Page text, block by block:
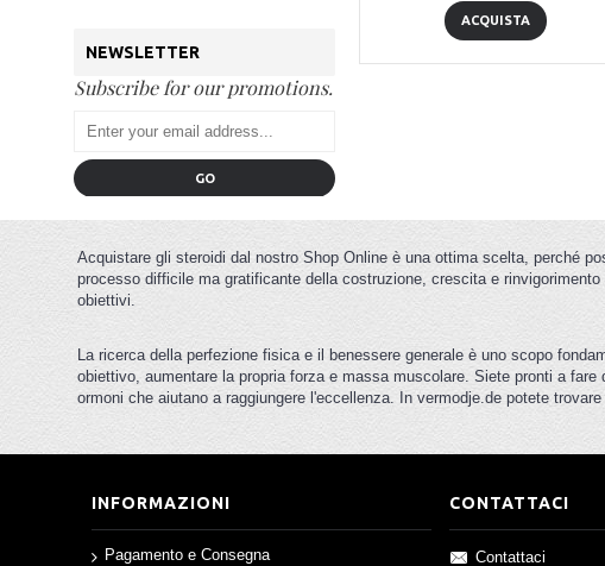
NEWSLETTER
Subscribe for our promotions.
GO
ACQUISTA
Acquistare gli steroidi dal nostro Shop Online è una ottima scelta, perché
processo difficile ma gratificante della costruzione, crescita e
obiettivi.
La ricerca della perfezione fisica e il benessere generale è uno scopo
obiettivo, aumentare la propria forza e massa muscolare. Siete pronti a
ormoni che aiutano a raggiungere l'eccellenza. In vermodje.de potete
INFORMAZIONI
Pagamento e Consegna
CONTATTACI
Contattaci